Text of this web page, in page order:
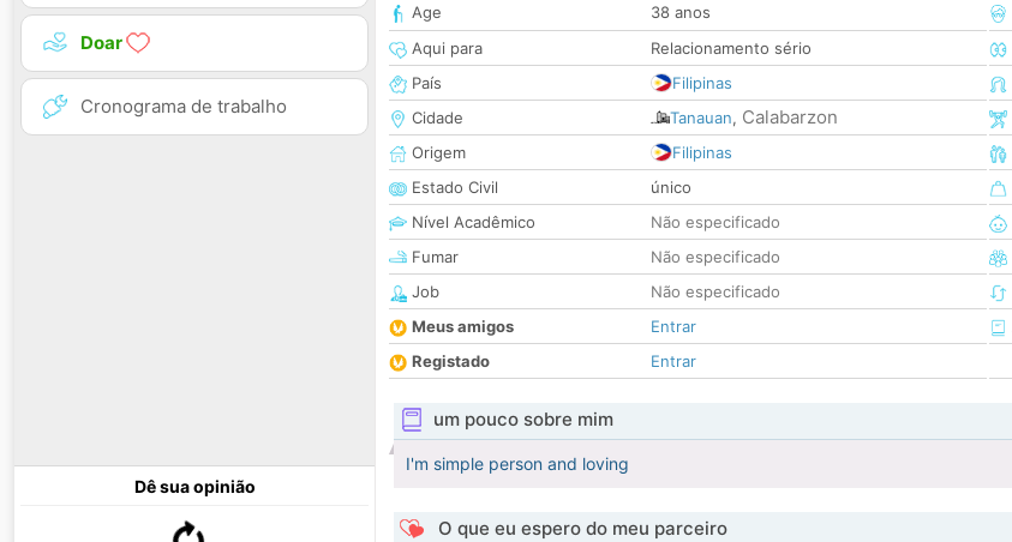
Doar
Cronograma de trabalho
Dê sua opinião
Age
38 anos
Aqui para
Relacionamento sério
País
Filipinas
Cidade
Tanauan, Calabarzon
Origem
Filipinas
Estado Civil
único
Nível Acadêmico
Não especificado
Fumar
Não especificado
Job
Não especificado
Meus amigos
Entrar
Registado
Entrar
um pouco sobre mim
I'm simple person and loving
O que eu espero do meu parceiro